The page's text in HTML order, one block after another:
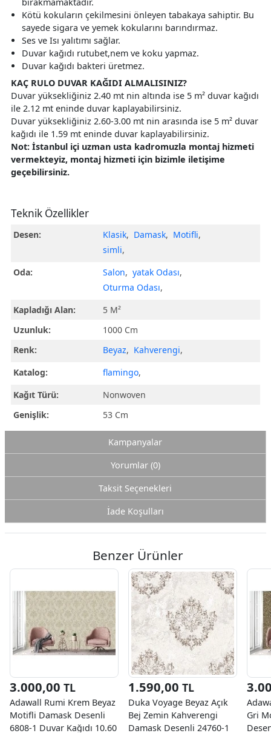
Kötü kokuların çekilmesini önleyen tabakaya sahiptir. Bu
sayede sigara ve yemek kokularını barındırmaz.
Ses ve Isı yalıtımı sağlar.
Duvar kağıdı rutubet,nem ve koku yapmaz.
Duvar kağıdı bakteri üretmez.
KAÇ RULO DUVAR KAĞIDI ALMALISINIZ?
Duvar yüksekliğiniz 2.40 mt nin altında ise 5 m² duvar kağıdı
ile 2.12 mt eninde duvar kaplayabilirsiniz.
Duvar yüksekliğiniz 2.60-3.00 mt nin arasında ise 5 m² duvar
kağıdı ile 1.59 mt eninde duvar kaplayabilirsiniz.
Not: İstanbul içi uzman usta kadromuzla montaj hizmeti
vermekteyiz, montaj hizmeti için bizimle iletişime
geçebilirsiniz.
Teknik Özellikler
Desen: Klasik, Damask, Motifli,
simli,
Oda:
Salon, yatak Odası,
Oturma Odası,
Kapladığı Alan:
5 M²
Uzunluk:
1000 Cm
Renk:
Beyaz, Kahverengi,
Katalog:
flamingo,
Kağıt Türü:
Nonwoven
Genişlik:
53 Cm
Kampanyalar
Yorumlar (0)
Taksit Seçenekleri
İade Koşulları
Benzer Ürünler
3.000,00 TL
Adawall Rumi Krem Beyaz
Motifli Damask Desenli
6808-1 Duvar Kağıdı 10.60
1.590,00 TL
Duka Voyage Beyaz Açık
Bej Zemin Kahverengi
Damask Desenli 24760-1
Gri